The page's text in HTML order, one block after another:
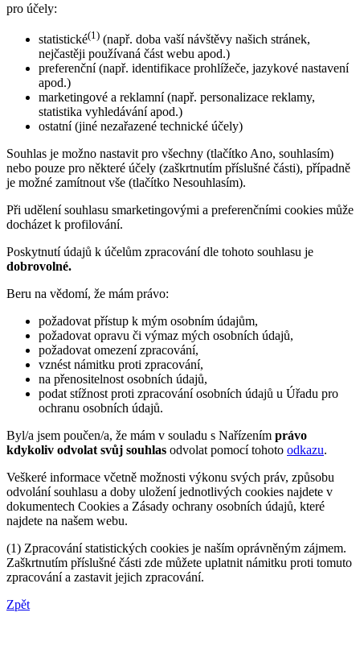
pro účely:
statistické(1) (např. doba vaší návštěvy našich stránek,
nejčastěji používaná část webu apod.)
preferenční (např. identifikace prohlížeče, jazykové nastavení
apod.)
marketingové a reklamní (např. personalizace reklamy,
statistika vyhledávání apod.)
ostatní (jiné nezařazené technické účely)
Souhlas je možno nastavit pro všechny (tlačítko Ano, souhlasím)
nebo pouze pro některé účely (zaškrtnutím příslušné části), případně
je možné zamítnout vše (tlačítko Nesouhlasím).
Při udělení souhlasu smarketingovými a preferenčními cookies může
docházet k profilování.
Poskytnutí údajů k účelům zpracování dle tohoto souhlasu je
dobrovolné.
Beru na vědomí, že mám právo:
požadovat přístup k mým osobním údajům,
požadovat opravu či výmaz mých osobních údajů,
požadovat omezení zpracování,
vznést námitku proti zpracování,
na přenositelnost osobních údajů,
podat stížnost proti zpracování osobních údajů u Úřadu pro
ochranu osobních údajů.
Byl/a jsem poučen/a, že mám v souladu s Nařízením právo
kdykoliv odvolat svůj souhlas odvolat pomocí tohoto odkazu.
Veškeré informace včetně možnosti výkonu svých práv, způsobu
odvolání souhlasu a doby uložení jednotlivých cookies najdete v
dokumentech Cookies a Zásady ochrany osobních údajů, které
najdete na našem webu.
(1) Zpracování statistických cookies je naším oprávněným zájmem.
Zaškrtnutím příslušné části zde můžete uplatnit námitku proti tomuto
zpracování a zastavit jejich zpracování.
Zpět